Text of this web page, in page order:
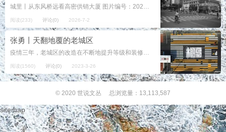
城里丨从东风桥远看高密供销大厦 图片编号：20210827T79A4522 坐标：苏州街 摄影：李言谙（阿龙） 拍摄时间：2021年8月27日 注：原图为彩色 立东风桥北侧栏杆，视...
阅读(233) 评论(0) 2026-7-2
张勇丨天翻地覆的老城区
疫情三年，老城区的改造在不断地提升等级和装修档次，以至最近一周的所见所闻，又一次刷新了固有的认知。不学不跟、不去打卡，你可真的要out啦。 首先是上周，忽然发现新开通的胶州路上，出现...
阅读(1560) 评论(0) 2023-3-26
© 2020 世说文丛 总浏览量：13,113,587
sitemap